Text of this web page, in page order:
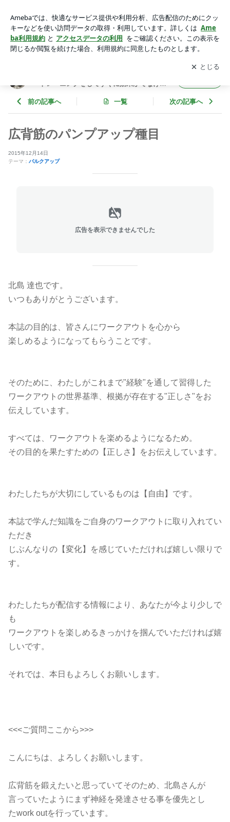
ャルブログ 「トレーニングをしてすぐに効果がでなければ、
何かが間違っている」 Powered by Ameba
アプリをダウンロードして ブログの更新通知
を受け取りまし
ょう。
開く
「トレーニングをしてすぐに効果がでなけれ
前の記事へ 一覧 次の記事へ
広背筋のパンプアップ種目
2015年12月14日
テーマ： バルクアップ
広告を表示できませんでした
北島 達也です。
いつもありがとうございます。
本誌の目的は、皆さんにワークアウトを心から
楽しめるようになってもらうことです。
そのために、わたしがこれまで"経験"を通して習得した
ワークアウトの世界基準、根拠が存在する"正しさ"をお
伝えしています。
すべては、ワークアウトを楽めるようになるため。
その目的を果たすための【正しさ】をお伝えしています。
わたしたちが大切にしているものは【自由】です。
本誌で学んだ知識をご自身のワークアウトに取り入れてい
ただき
じぶんなりの【変化】を感じていただければ嬉しい限りで
す。
わたしたちが配信する情報により、あなたが今より少しで
も
ワークアウトを楽しめるきっかけを掴んでいただければ嬉
しいです。
それでは、本日もよろしくお願いします。
<<<ご質問ここから>>>
こんにちは、よろしくお願いします。
広背筋を鍛えたいと思っていてそのため、北島さんが
言っていたようにまず神経を発達させる事を優先とし
たwork outを行っています。